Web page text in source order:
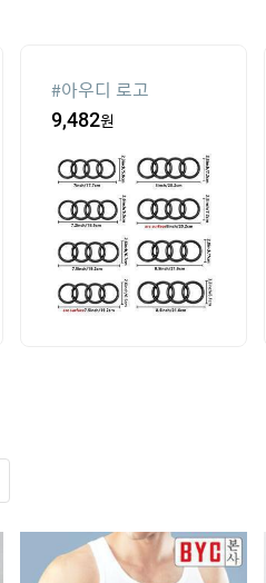
#아우디 로고
9,482원